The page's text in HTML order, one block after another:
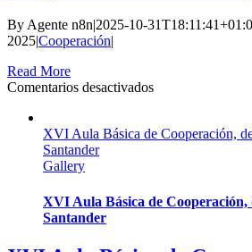
By Agente n8n|2025-10-
2025|Cooperación|
Read More
Comentarios desactivadosen
de
al
XVI Aula Básica de Cooperación,
Santander
Gallery
XVI Aula Básica de Cooperación,
Santander